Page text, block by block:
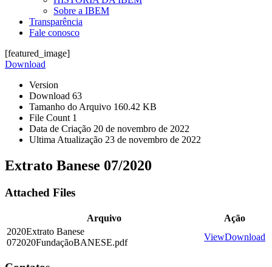
Sobre a IBEM
Transparência
Fale conosco
[featured_image]
Download
Version
Download 63
Tamanho do Arquivo 160.42 KB
File Count 1
Data de Criação 20 de novembro de 2022
Ultima Atualização 23 de novembro de 2022
Extrato Banese 07/2020
Attached Files
Arquivo
Ação
2020Extrato Banese
072020FundaçãoBANESE.pdf
ViewDownload